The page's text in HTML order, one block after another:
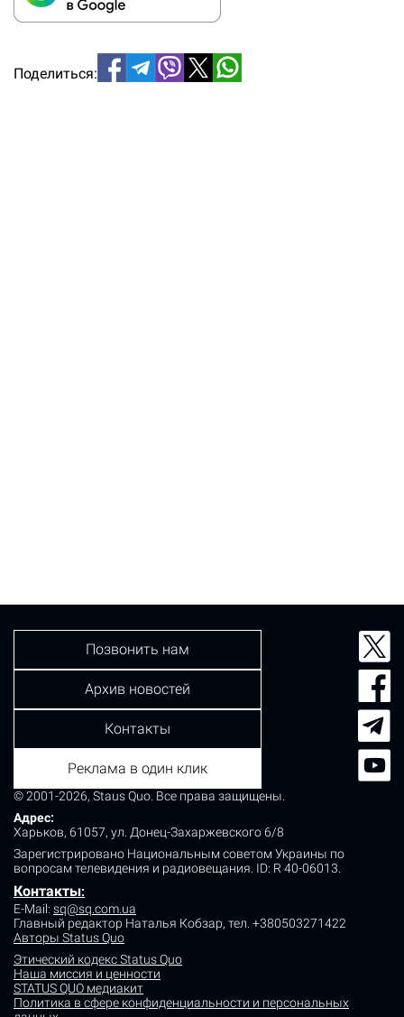
Поделиться:
© 2001-2026, Staus Quo. Все права защищены.
Адрес:
Харьков, 61057, ул. Донец-Захаржевского 6/8
Зарегистрировано Национальным советом Украины по
вопросам телевидения и радиовещания. ID: R 40-06013.
Контакты:
E-Mail: sq@sq.com.ua
Главный редактор Наталья Кобзар, тел. +380503271422
Авторы Status Quo
Этический кодекс Status Quo
Наша миссия и ценности
STATUS QUO медиакит
Политика в сфере конфиденциальности и персональных
Позвонить нам
Архив новостей
Контакты
Реклама в один клик